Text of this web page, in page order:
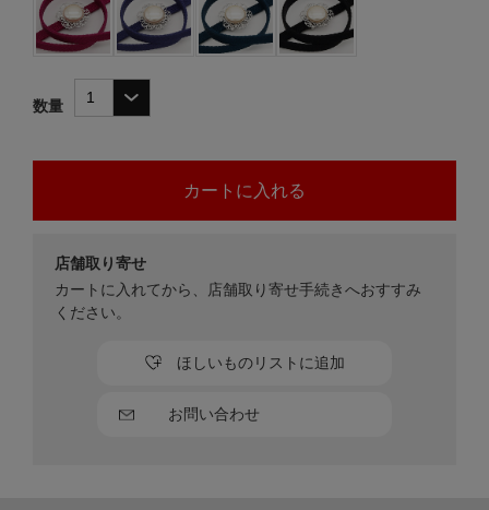
数量
お問い合わせ
ほしいものリストに追加
店舗取り寄せ
カートに入れてから、店舗取り寄せ手続きへおすすみ
ください。